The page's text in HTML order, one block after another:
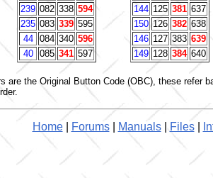
239 082 338 594
235 083 339 595
44
084 340 596
40
085 341 597
144 125 381 637
150 126 382 638
146 127 383 639
149 128 384 640
are the Original Button Code (OBC), these refer
Home| Forums| Manuals| Files|